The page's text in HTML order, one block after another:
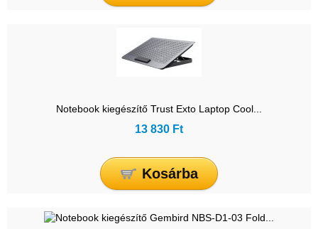
Notebook kiegészítő Trust Exto Laptop Cool...
13 830 Ft
Kosárba